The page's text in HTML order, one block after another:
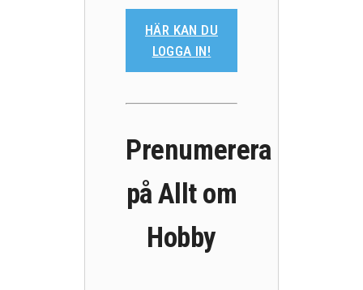
HÄR KAN DU
LOGGA IN!
Prenumerera
på Allt om
Hobby